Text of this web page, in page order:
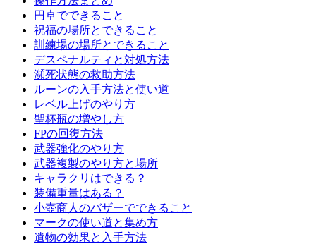
円卓でできること
祝福の場所とできること
訓練場の場所とできること
デスペナルティと対処方法
瀕死状態の救助方法
ルーンの入手方法と使い道
レベル上げのやり方
聖杯瓶の増やし方
FPの回復方法
武器強化のやり方
武器複製のやり方と場所
キャラクリはできる？
装備重量はある？
小壺商人のバザーでできること
マークの使い道と集め方
遺物の効果と入手方法